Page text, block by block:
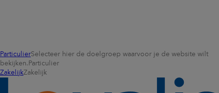
ParticulierSelecteer hier de doelgroep waarvoor je de website wilt
bekijken. Particulier
ZakelijkZakelijk